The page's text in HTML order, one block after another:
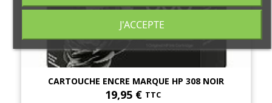
CARTOUCHE ENCRE MARQUE HP 308 NOIR
19,95 € TTC
J'ACCEPTE